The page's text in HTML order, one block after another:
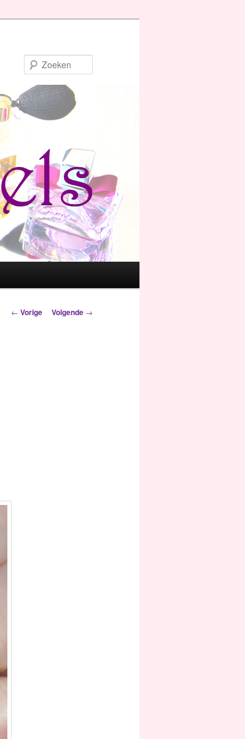
Berichtnavigatie
← Vorige Volgende →